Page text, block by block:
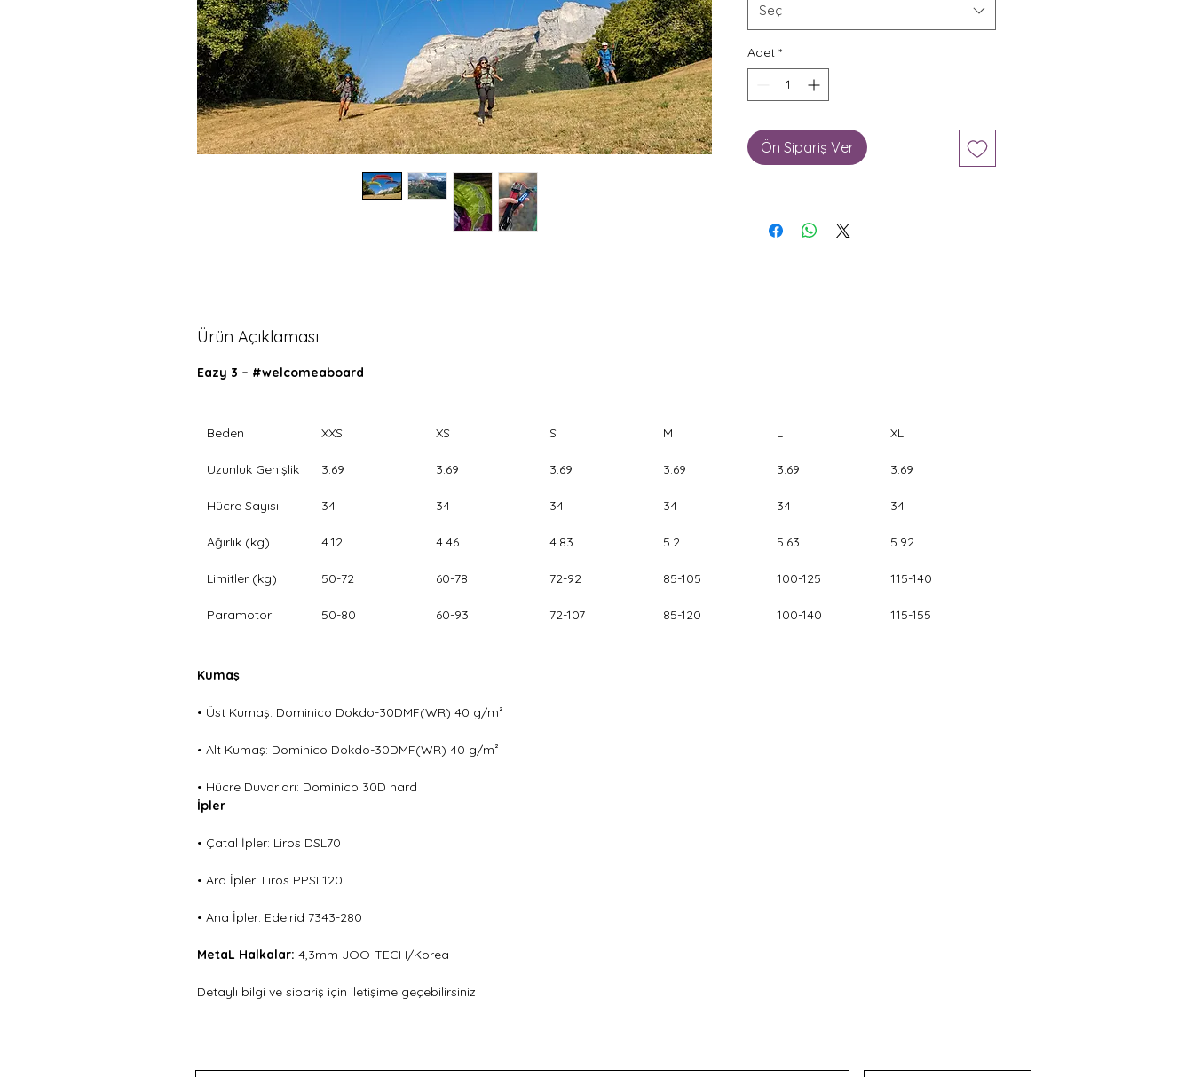
Seç
Adet *
Ön Sipariş Ver
Ürün Açıklaması
Eazy 3 – #welcomeaboard
Beden XXS XS S M L XL
Uzunluk Genişlik 3.69 3.69 3.69 3.69 3.69 3.69
Hücre Sayısı 34 34 34 34 34 34
Ağırlık (kg) 4.12 4.46 4.83 5.2 5.63 5.92
Limitler (kg) 50-72 60-78 72-92 85-105 100-125 115-140
Paramotor 50-80 60-93 72-107 85-120 100-140 115-155
Kumaş
• Üst Kumaş: Dominico Dokdo-30DMF(WR) 40 g/m²
• Alt Kumaş: Dominico Dokdo-30DMF(WR) 40 g/m²
• Hücre Duvarları: Dominico 30D hard
İpler
• Çatal İpler: Liros DSL70
• Ara İpler: Liros PPSL120
• Ana İpler: Edelrid 7343-280
MetaL Halkalar: 4,3mm JOO-TECH/Korea
Detaylı bilgi ve sipariş için iletişime geçebilirsiniz